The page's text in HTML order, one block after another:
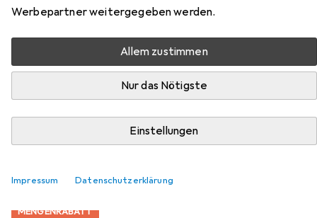
Werbepartner weitergegeben werden.
Allem zustimmen
Nur das Nötigste
Einstellungen
Impressum Datenschutzerklärung
UM32009L+2X FP30009 1 St.
Hier findest du passendes Zubehör zum Produkt Bopla
Tisch-Gehäuse 157.5 x 62.2 x 199 ABS Hellgrau ULTRAMAS
UM32009L+2X FP30009 1 St. aus der Kategorie
Elektronikzubehör + Gehäuse.
MENGENRABATT